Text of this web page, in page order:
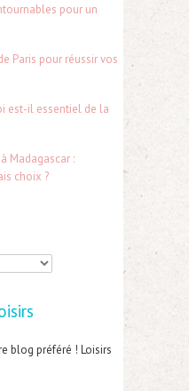
pour un
Paris pour réussir vos
est-il essentiel de la
Madagascar :
choix ?
blog préféré ! Loisirs